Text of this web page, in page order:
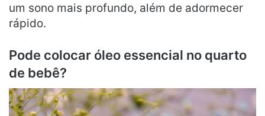
um sono mais profundo, além de adormecer
rápido.
Pode colocar óleo essencial no quarto
de bebê?